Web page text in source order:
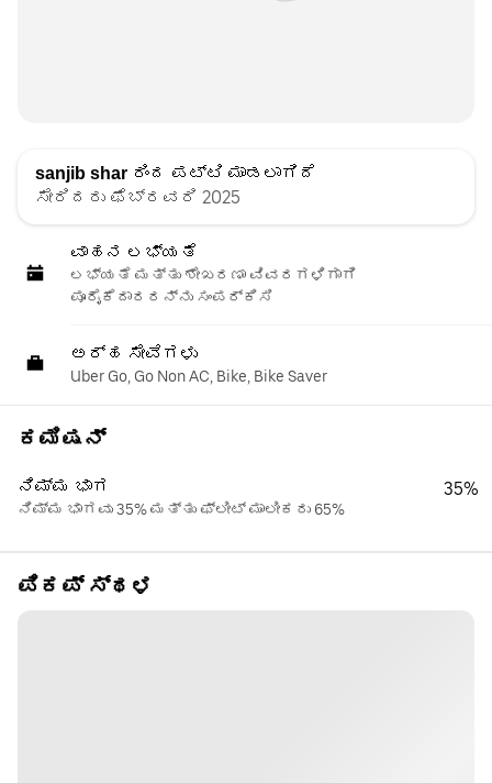
sanjib shar ರಿಂದ ಪಟ್ಟಿ ಮಾಡಲಾಗಿದೆ
ಸೇರಿದರು ಫೆಬ್ರವರಿ 2025
ವಾಹನ ಲಭ್ಯತೆ
ಲಭ್ಯತೆ ಮತ್ತು ಶೇಖರಣಾ ವಿವರಗಳಿಗಾಗಿ
ಪೂರೈಕೆದಾರರನ್ನು ಸಂಪರ್ಕಿಸಿ
ಅರ್ಹ ಸೇವೆಗಳು
Uber Go, Go Non AC, Bike, Bike Saver
ಕಮಿಷನ್
ನಿಮ್ಮ ಭಾಗ
ನಿಮ್ಮ ಭಾಗವು 35% ಮತ್ತು ಫ್ಲೀಟ್ ಮಾಲೀಕರು 65%
35%
ಪಿಕಪ್ ಸ್ಥಳ